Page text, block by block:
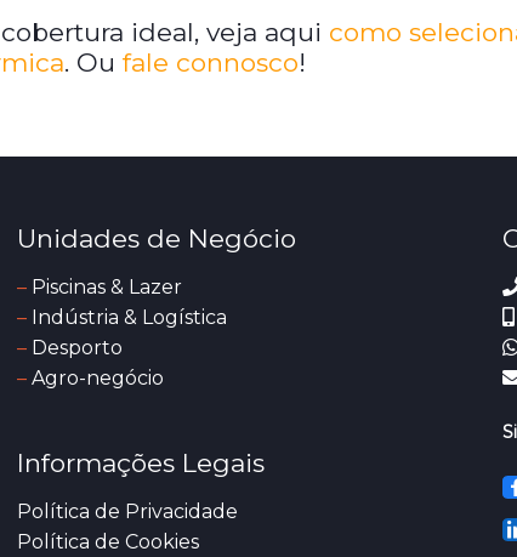
ideal, veja aqui como
. Ou fale connosco!
Unidades de Negócio
– Piscinas & Lazer
– Indústria & Logística
– Desporto
– Agro-negócio
Informações Legais
Política de Privacidade
Política de Cookies